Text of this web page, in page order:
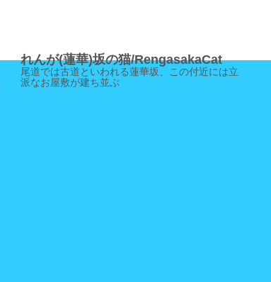
れんが(蓮華)坂の猫/RengasakaCat
尾道では古道といわれる蓮華坂、この付近には立
派なお屋敷が建ち並ぶ